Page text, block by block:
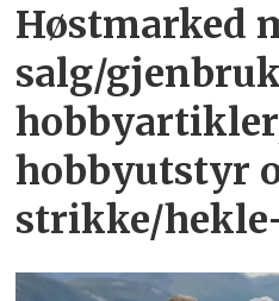
Høstmarked
salg/
hobbyutstyr
strikke/